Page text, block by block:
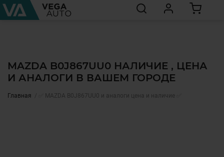
MAZDA B0J867UU0 НАЛИЧИЕ , ЦЕНА
И АНАЛОГИ В ВАШЕМ ГОРОДЕ
Главная ✅ MAZDA B0J867UU0 и аналоги цена и наличие ✅